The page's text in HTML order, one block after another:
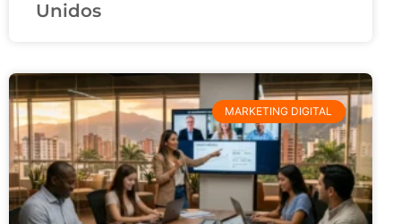
Unidos
MARKETING DIGITAL